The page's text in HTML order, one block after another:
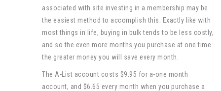
associated with site investing in a membership may be
the easiest method to accomplish this. Exactly like with
most things in life, buying in bulk tends to be less costly,
and so the even more months you purchase at one time
the greater money you will save every month.
The A-List account costs $9.95 for a-one month
account, and $6.65 every month when you purchase a